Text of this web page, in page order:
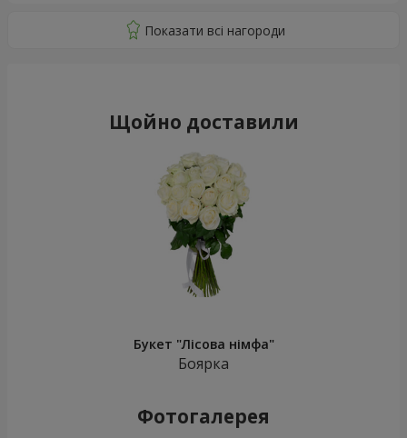
Щойно доставили
Букет "Лісова німфа"
Боярка
Фотогалерея